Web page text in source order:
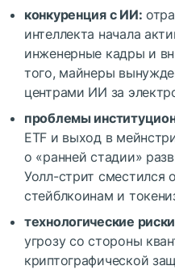
конкуренция с ИИ:
интеллекта начала
инженерные кадры и
того, майнеры
центрами ИИ за
проблемы
ETF и выход в
о «ранней стадии»
Уолл-стрит сместился
стейблкоинам и
технологические
угрозу со стороны
криптографической